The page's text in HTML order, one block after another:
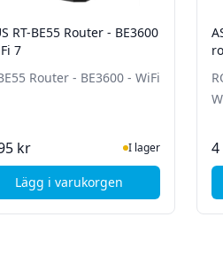
- Vit
RT-BE55 Router - BE3600
7
Router - BE3600 - WiFi
kr I lager
Lägg i varukorgen, ASUS RT-BE55 Router -
4